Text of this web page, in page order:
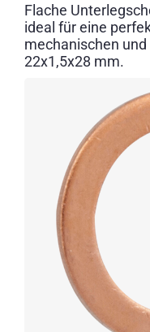
Flache
ideal für eine
mechanischen
22x1,5x28 mm.